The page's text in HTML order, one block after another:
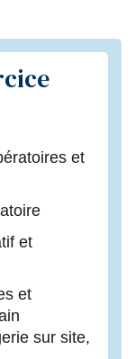
et
et
et
sur site,